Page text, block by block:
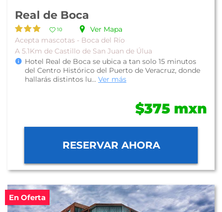
Real de Boca
10
Ver Mapa
Acepta mascotas - Boca del Río
A 5.1Km de Castillo de San Juan de Úlua
Hotel Real de Boca se ubica a tan solo 15 minutos
del Centro Histórico del Puerto de Veracruz, donde
hallarás distintos lu... Ver más
$375 mxn
RESERVAR AHORA
En Oferta